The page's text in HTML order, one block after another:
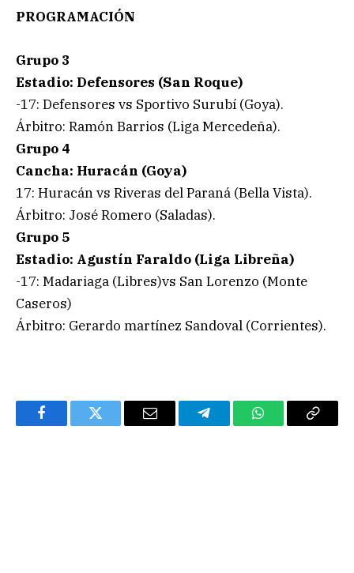
PROGRAMACIÓN
Grupo 3
Estadio: Defensores (San Roque)
-17: Defensores vs Sportivo Surubí (Goya).
Árbitro: Ramón Barrios (Liga Mercedeña).
Grupo 4
Cancha: Huracán (Goya)
17: Huracán vs Riveras del Paraná (Bella Vista).
Árbitro: José Romero (Saladas).
Grupo 5
Estadio: Agustín Faraldo (Liga Libreña)
-17: Madariaga (Libres)vs San Lorenzo (Monte
Caseros)
Árbitro: Gerardo martínez Sandoval (Corrientes).
FacebookTwitter Email TelegramWhatsAppCopy